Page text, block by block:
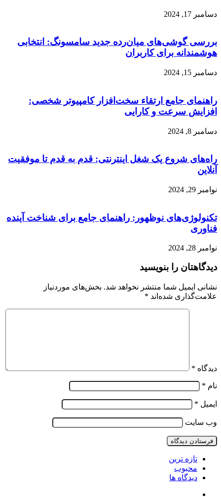
دسامبر 17, 2024
بررسی گوشی‌های میان‌رده جدید سامسونگ: انتخابی
هوشمندانه برای کاربران
دسامبر 15, 2024
راهنمای جامع ارتقاء سخت‌افزار کامپیوتر شخصی:
افزایش سرعت و کارایی
دسامبر 8, 2024
راه‌های شروع یک شغل اینترنتی: قدم به قدم تا موفقیت
آنلاین
نوامبر 29, 2024
تکنولوژی‌های نوظهور: راهنمای جامع برای شناخت آینده
فناوری
نوامبر 28, 2024
دیدگاهتان را بنویسید
نشانی ایمیل شما منتشر نخواهد شد. بخش‌های موردنیاز
علامت‌گذاری شده‌اند *
دیدگاه *
نام *
ایمیل *
وب‌ سایت
تازه ترین
محبوب
دیدگاه ها